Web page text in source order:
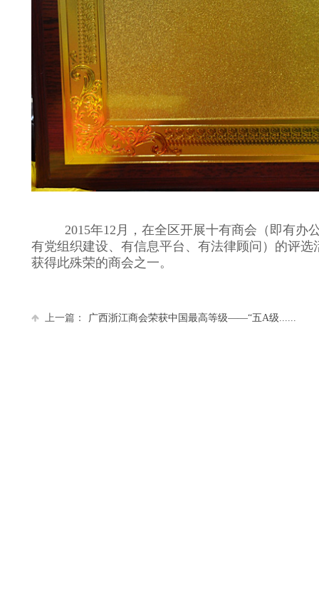
2015年12 月，在全区开展十有商会（即有办
有党组织建设、有信息平台、有法律顾问）的评
获得此殊荣的商会之一。
上一篇： 广西浙江商会荣获中国最高等级——“五A级......